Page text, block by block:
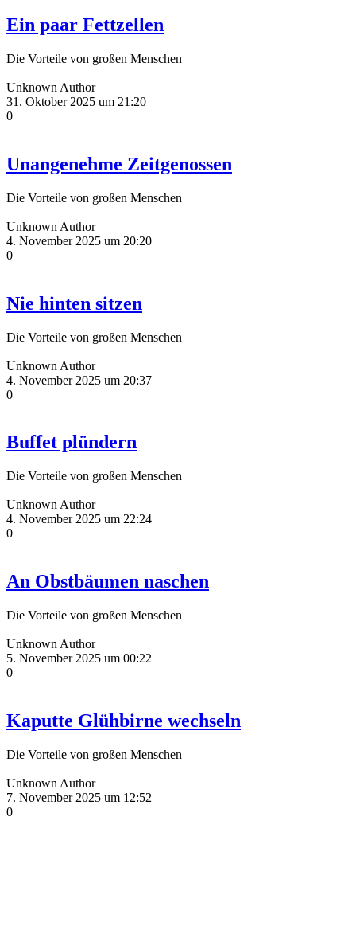
Ein paar Fettzellen
Die Vorteile von großen Menschen
Unknown Author
31. Oktober 2025 um 21:20
0
Unangenehme Zeitgenossen
Die Vorteile von großen Menschen
Unknown Author
4. November 2025 um 20:20
0
Nie hinten sitzen
Die Vorteile von großen Menschen
Unknown Author
4. November 2025 um 20:37
0
Buffet plündern
Die Vorteile von großen Menschen
Unknown Author
4. November 2025 um 22:24
0
An Obstbäumen naschen
Die Vorteile von großen Menschen
Unknown Author
5. November 2025 um 00:22
0
Kaputte Glühbirne wechseln
Die Vorteile von großen Menschen
Unknown Author
7. November 2025 um 12:52
0